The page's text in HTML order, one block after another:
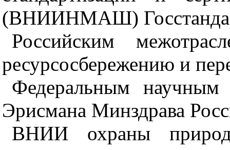
(ВНИИНМАШ)
Российским
ресурсосбережению и
Федеральным
Эрисмана Минздрава
ВНИИ охраны